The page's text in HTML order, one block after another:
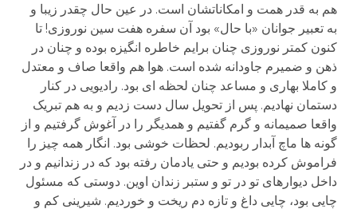
هم به قدر همت و امکاناتشان است. در عین حال چقدر زیبا و
به تعبیر جوانان «با حال» بود آن سفره هفت سین نوروزی! تا
کنون کمتر نوروزی چنان برایم خاطره انگیزه بوده و چنان در
ذهن و ضمیرم جاودانه شده است. هوا هم واقعا صاف و معتدل
و کاملا بهاری و مساعد چنان لحظه ای بود. رادیویی در کنار
دستمان نهادیم. پس از تحویل سال دست زدیم و به هم تبریک
واقعا صمیمانه و گرم گفتیم و همدیگر را در آغوش گرفتیم و از
گونه ها ماچ آبدار ربودیم. لحظات خوشی بود. انگار همه چیز را
فراموش کرده بودیم و حتی یادمان رفته بود که در زندانیم و در
داخل دیوارهای تو در تو و ستبر زندان اوین. دوستی که مسئول
چایی بود، چایی داغ و تازه دم ریخت و خوردیم. شیرینی کم و